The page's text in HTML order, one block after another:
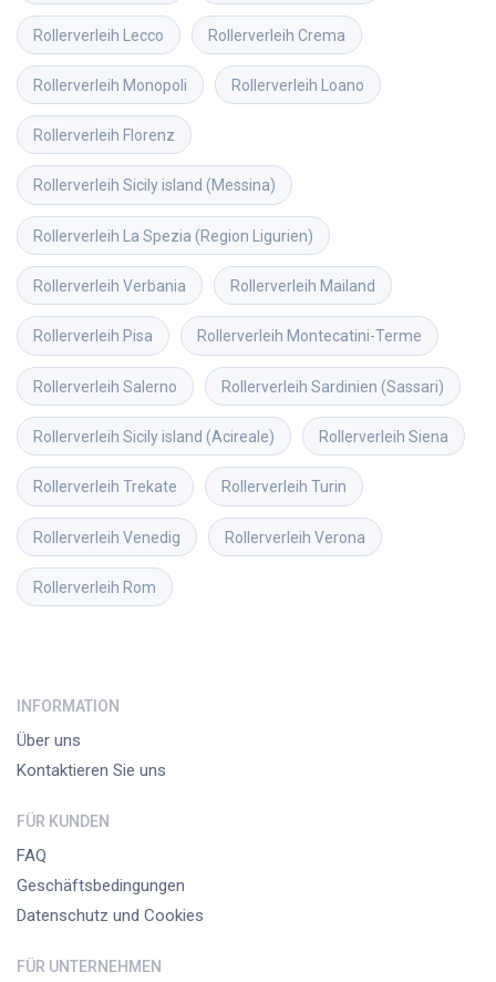
Rollerverleih Lecco Rollerverleih Crema
Rollerverleih Monopoli Rollerverleih Loano
Rollerverleih Florenz
Rollerverleih Sicily island (Messina)
Rollerverleih La Spezia (Region Ligurien)
Rollerverleih Verbania Rollerverleih Mailand
Rollerverleih Pisa Rollerverleih Montecatini-Terme
Rollerverleih Salerno Rollerverleih Sardinien (Sassari)
Rollerverleih Sicily island (Acireale) Rollerverleih Siena
Rollerverleih Trekate Rollerverleih Turin
Rollerverleih Venedig Rollerverleih Verona
Rollerverleih Rom
INFORMATION
Über uns
Kontaktieren Sie uns
FÜR KUNDEN
FAQ
Geschäftsbedingungen
Datenschutz und Cookies
FÜR UNTERNEHMEN